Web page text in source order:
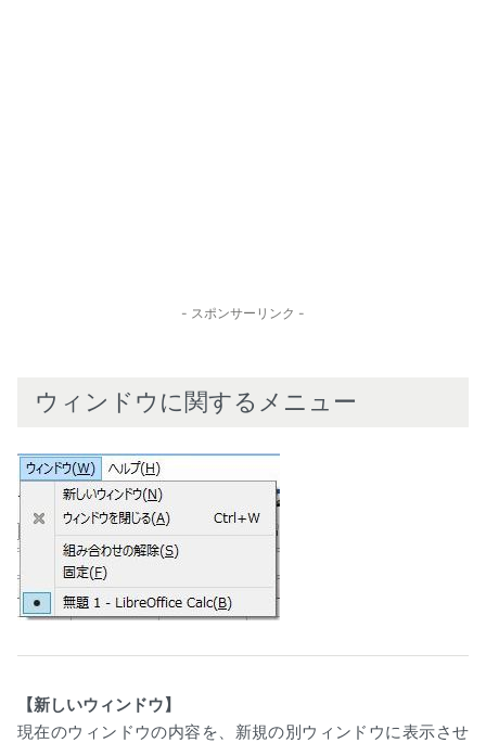
- スポンサーリンク -
ウィンドウに関するメニュー
【新しいウィンドウ】
現在のウィンドウの内容を、新規の別ウィンドウに表示させ